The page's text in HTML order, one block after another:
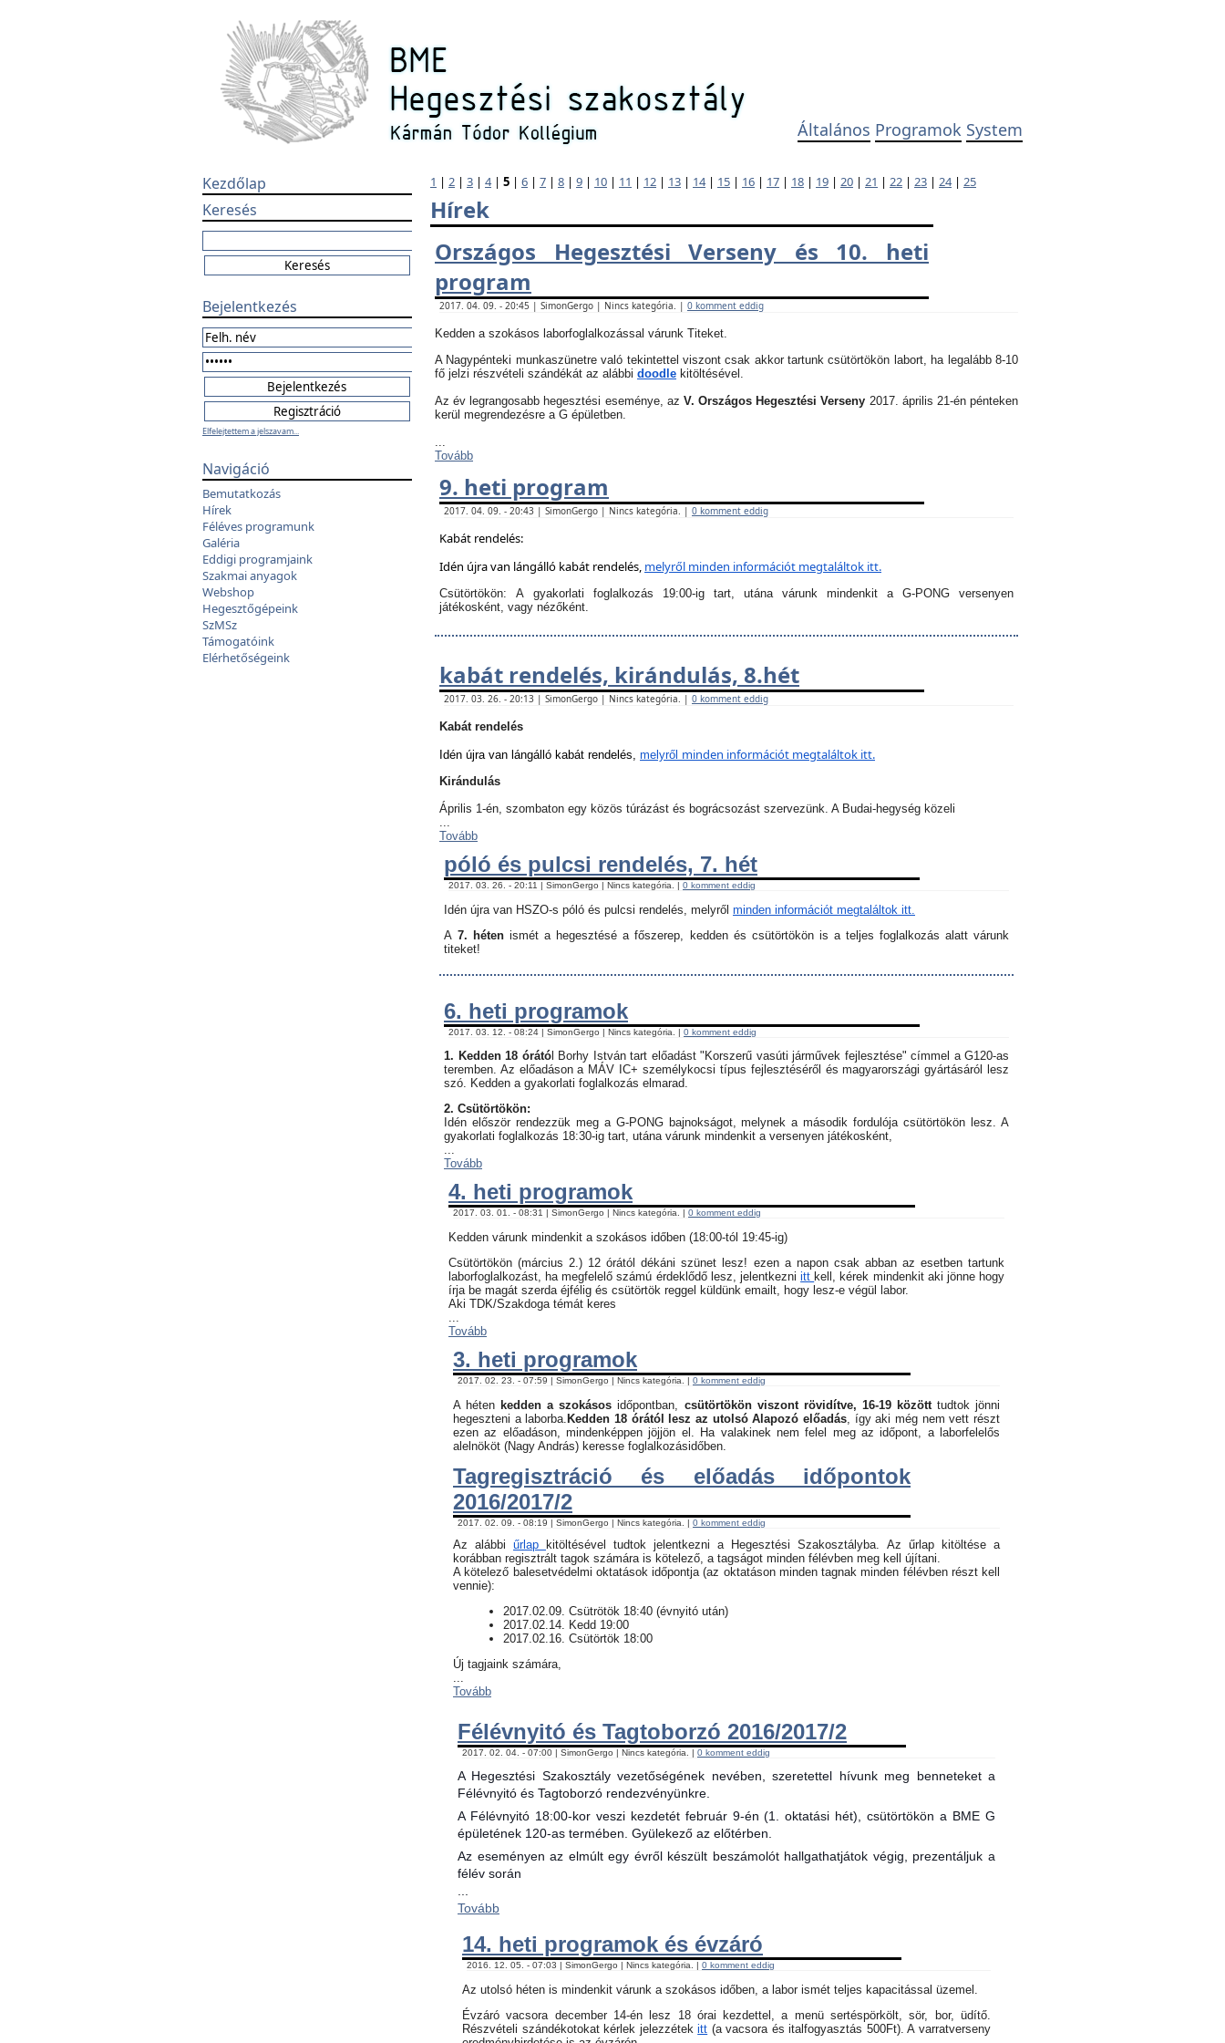
Általános Programok System
Kezdőlap
Keresés
Bejelentkezés
Elfelejtettem a jelszavam...
Navigáció
Bemutatkozás
Hírek
Féléves programunk
Galéria
Eddigi programjaink
Szakmai anyagok
Webshop
Hegesztőgépeink
SzMSz
Támogatóink
Elérhetőségeink
1 | 2 | 3 | 4| 5 | 6 | 7 | 8 | 9 | 10 | 11 | 12 | 13 | 14| 15 | 16 | 17 | 18 | 19 | 20 | 21 | 22 | 23 | 24| 25
Hírek
Országos Hegesztési Verseny és 10. heti
program
2017. 04. 09. - 20:45 | SimonGergo | Nincs kategória. | 0 komment eddig
Kedden a szokásos laborfoglalkozással várunk Titeket.
A Nagypénteki munkaszünetre való tekintettel viszont csak akkor tartunk csütörtökön labort, ha legalább 8-10
fő jelzi részvételi szándékát az alábbi doodle kitöltésével.
Az év legrangosabb hegesztési eseménye, az V. Országos Hegesztési Verseny 2017. április 21-én pénteken
kerül megrendezésre a G épületben.
...
Tovább
9. heti program
2017. 04. 09. - 20:43 | SimonGergo | Nincs kategória. | 0 komment eddig
Kabát rendelés:
Idén újra van lángálló kabát rendelés, melyről minden információt megtaláltok itt.
Csütörtökön: A gyakorlati foglalkozás 19:00-ig tart, utána várunk mindenkit a G-PONG versenyen
játékosként, vagy nézőként.
kabát rendelés, kirándulás, 8.hét
2017. 03. 26. - 20:13 | SimonGergo | Nincs kategória. | 0 komment eddig
Kabát rendelés
Idén újra van lángálló kabát rendelés, melyről minden információt megtaláltok itt.
Kirándulás
Április 1-én, szombaton egy közös túrázást és bográcsozást szervezünk. A Budai-hegység közeli
...
Tovább
póló és pulcsi rendelés, 7. hét
2017. 03. 26. - 20:11 | SimonGergo | Nincs kategória. | 0 komment eddig
Idén újra van HSZO-s póló és pulcsi rendelés, melyről minden információt megtaláltok itt.
A7. hétenismét a hegesztésé a főszerep, kedden és csütörtökön is a teljes foglalkozás alatt várunk
titeket!
6. heti programok
2017. 03. 12. - 08:24 | SimonGergo | Nincs kategória. | 0 komment eddig
1. Kedden 18 órától Borhy István tart előadást "Korszerű vasúti járművek fejlesztése" címmel a G120-as
teremben. Az előadáson a MÁV IC+ személykocsi típus fejlesztéséről és magyarországi gyártásáról lesz
szó. Kedden a gyakorlati foglalkozás elmarad.
2. Csütörtökön:
Idén először rendezzük meg a G-PONG bajnokságot, melynek a második fordulója csütörtökön lesz. A
gyakorlati foglalkozás 18:30-ig tart, utána várunk mindenkit a versenyen játékosként,
...
Tovább
4. heti programok
2017. 03. 01. - 08:31 | SimonGergo | Nincs kategória. | 0 komment eddig
Kedden várunk mindenkit a szokásos időben (18:00-tól 19:45-ig)
Csütörtökön (március 2.) 12 órától dékáni szünet lesz! ezen a napon csak abban az esetben tartunk
laborfoglalkozást, ha megfelelő számú érdeklődő lesz, jelentkezniitt kell, kérek mindenkit aki jönne hogy
írja be magát szerda éjfélig és csütörtök reggel küldünk emailt, hogy lesz-e végül labor.
Aki TDK/Szakdoga témát keres
Tovább
3. heti programok
2017. 02. 23. - 07:59 | SimonGergo | Nincs kategória. | 0 komment eddig
A héten kedden a szokásos időpontban, csütörtökön viszont rövidítve, 16-19 között tudtok jönni
hegeszteni a laborba.Kedden 18 órától lesz az utolsó Alapozó előadás , így aki még nem vett részt
ezen az előadáson, mindenképpen jöjjön el. Ha valakinek nem felel meg az időpont, a laborfelelős
alelnököt (Nagy András) keresse foglalkozásidőben.
Tagregisztráció és előadás időpontok
2016/2017/2
2017. 02. 09. - 08:19 | SimonGergo | Nincs kategória. | 0 komment eddig
Az alábbi űrlap
kitöltésével tudtok jelentkezni a Hegesztési Szakosztályba. Az űrlap kitöltése a
korábban regisztrált tagok számára is kötelező, a tagságot minden félévben meg kell újítani.
​A kötelező balesetvédelmi oktatások időpontja (az oktatáson minden tagnak minden félévben részt kell
vennie):
​2017.02.09. Csütrötök 18:40 (évnyitó után)
2017.02.14. Kedd 19:00
2017.02.16. Csütörtök 18:00
Új tagjaink számára,
...
Tovább
Félévnyitó és Tagtoborzó 2016/2017/2
2017. 02. 04. - 07:00 | SimonGergo | Nincs kategória. | 0 komment eddig
A Hegesztési Szakosztály vezetőségének nevében, szeretettel hívunk meg benneteket a
Félévnyitó és Tagtoborzó rendezvényünkre.
A Félévnyitó 18:00-kor veszi kezdetét február 9-én (1. oktatási hét), csütörtökön a BME G
épületének 120-as termében. Gyülekező az előtérben.
Az eseményen az elmúlt egy évről készült beszámolót hallgathatjátok végig, prezentáljuk a
félév során
...
Tovább
14. heti programok és évzáró
2016. 12. 05. - 07:03 | SimonGergo | Nincs kategória. | 0 komment eddig
Az utolsó héten is mindenkit várunk a szokásos időben, a labor ismét teljes kapacitással üzemel.
Évzáró vacsora december 14-én lesz 18 órai kezdettel, a menü sertéspörkölt, sör, bor, üdítő.
Részvételi szándékotokat kérlek jelezzétekitt (a vacsora és italfogyasztás 500Ft). A varratverseny